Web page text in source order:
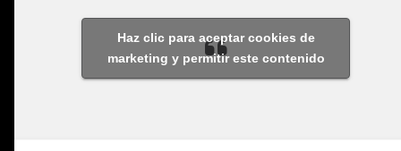
Haz clic para aceptar cookies de
marketing y permitir este contenido